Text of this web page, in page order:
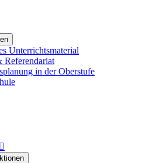
Unterrichtsmaterial
Referendariat
in der Oberstufe
